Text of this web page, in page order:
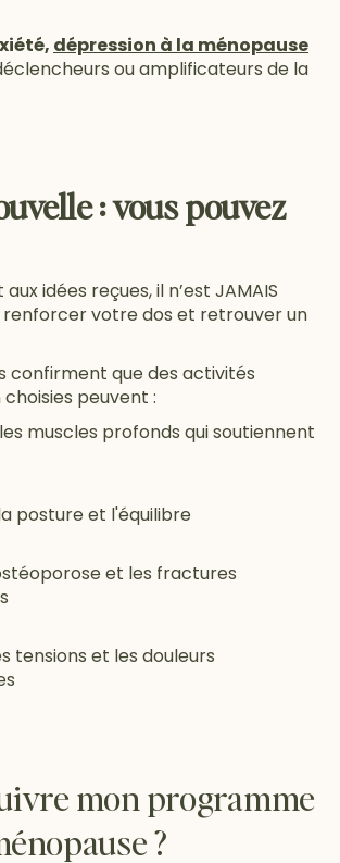
dépression à la ménopause
ou amplificateurs de la
: vous pouvez
idées reçues, il n’est JAMAIS
votre dos et retrouver un
confirment que des activités
peuvent :
muscles profonds qui soutiennent
posture et l'équilibre
et les fractures
tensions et les douleurs
mon programme
?